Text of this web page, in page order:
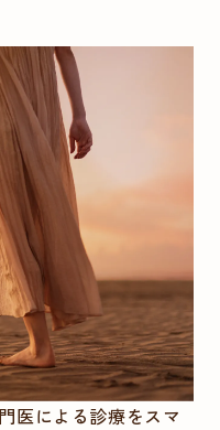
医による診療をスマ